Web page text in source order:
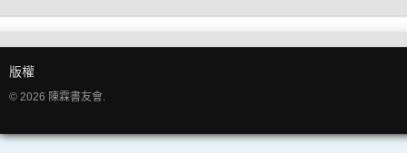
版權
© 2026 陳霖書友會.